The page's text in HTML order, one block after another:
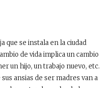
que se instala en la ciudad
de vida implica un cambio
un hijo, un trabajo nuevo, etc.
ansias de ser madres van a